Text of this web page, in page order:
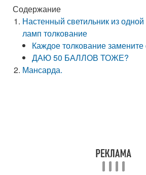
Содержание
Настенный светильник из
ламп толкование
Каждое толкование
ДАЮ 50 БАЛЛОВ ТОЖЕ?
Мансарда.